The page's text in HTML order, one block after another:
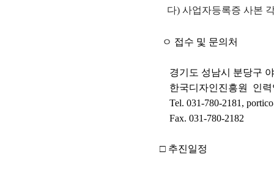
다) 사업자등록증 사본
ㅇ 접수 및 문의처
경기도 성남시 분당구
한국디자인진흥원
인력
Tel. 031-780-2181,
Fax. 031-780-2182
□ 추진일정